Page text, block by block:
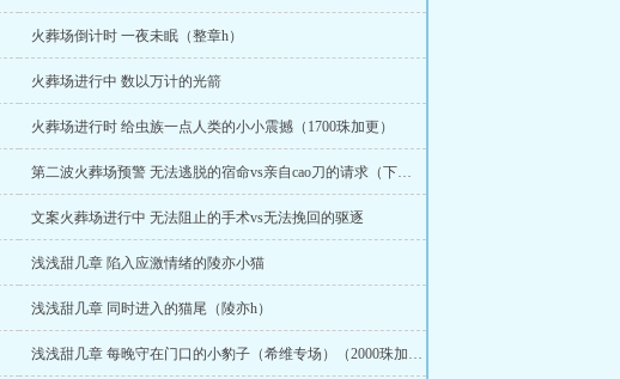
火葬场倒计时 一夜未眠（整章h）
火葬场进行中 数以万计的光箭
火葬场进行时 给虫族一点人类的小小震撼（1700珠加更）
第二波火葬场预警 无法逃脱的宿命vs亲自cao刀的请求（下章开烧，文案剧情预告）
文案火葬场进行中 无法阻止的手术vs无法挽回的驱逐
浅浅甜几章 陷入应激情绪的陵亦小猫
浅浅甜几章 同时进入的猫尾（陵亦h）
浅浅甜几章 每晚守在门口的小豹子（希维专场）（2000珠加更）